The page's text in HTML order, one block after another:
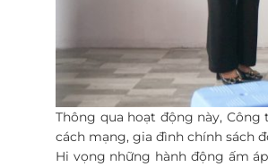
Thông qua hoạt động này,
cách mạng, gia đình chính sách
Hi vọng những hành động ấm